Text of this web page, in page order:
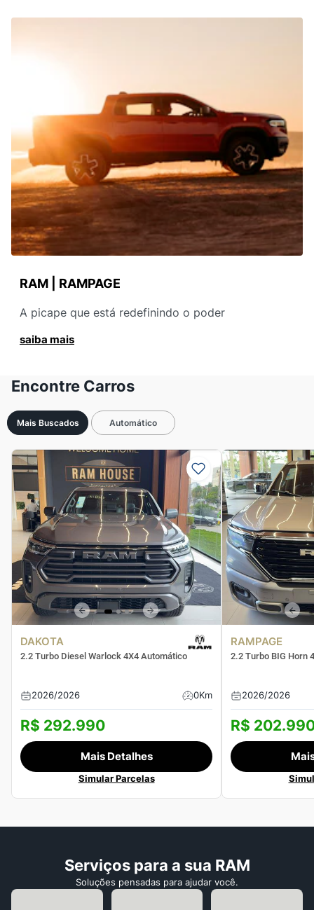
RAM | RAMPAGE
A picape que está redefinindo o poder
saiba mais
Encontre Carros
Mais Buscados Automático
Previous Next
DAKOTA
2.2 Turbo Diesel Warlock 4X4 Automático
2026/2026 0Km
R$ 292.990
Mais Detalhes
Simular Parcelas
Previous
RAMPAGE
2.2 Turbo BIG Horn
2026/2026
R$
Serviços para a sua RAM
Soluções pensadas para ajudar você.